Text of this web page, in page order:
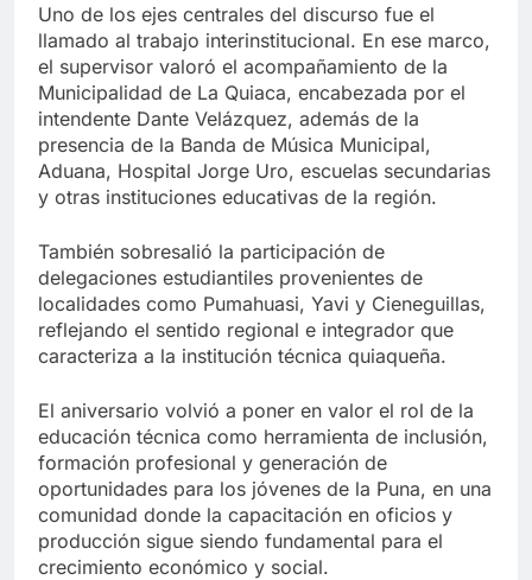
Uno de los ejes centrales del discurso fue el
llamado al trabajo interinstitucional. En ese marco,
el supervisor valoró el acompañamiento de la
Municipalidad de La Quiaca, encabezada por el
intendente Dante Velázquez, además de la
presencia de la Banda de Música Municipal,
Aduana, Hospital Jorge Uro, escuelas secundarias
y otras instituciones educativas de la región.
También sobresalió la participación de
delegaciones estudiantiles provenientes de
localidades como Pumahuasi, Yavi y Cieneguillas,
reflejando el sentido regional e integrador que
caracteriza a la institución técnica quiaqueña.
El aniversario volvió a poner en valor el rol de la
educación técnica como herramienta de inclusión,
formación profesional y generación de
oportunidades para los jóvenes de la Puna, en una
comunidad donde la capacitación en oficios y
producción sigue siendo fundamental para el
crecimiento económico y social.